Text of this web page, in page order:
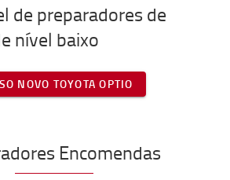
de preparadores de
nível baixo
NOVO TOYOTA OPTIO
Encomendas